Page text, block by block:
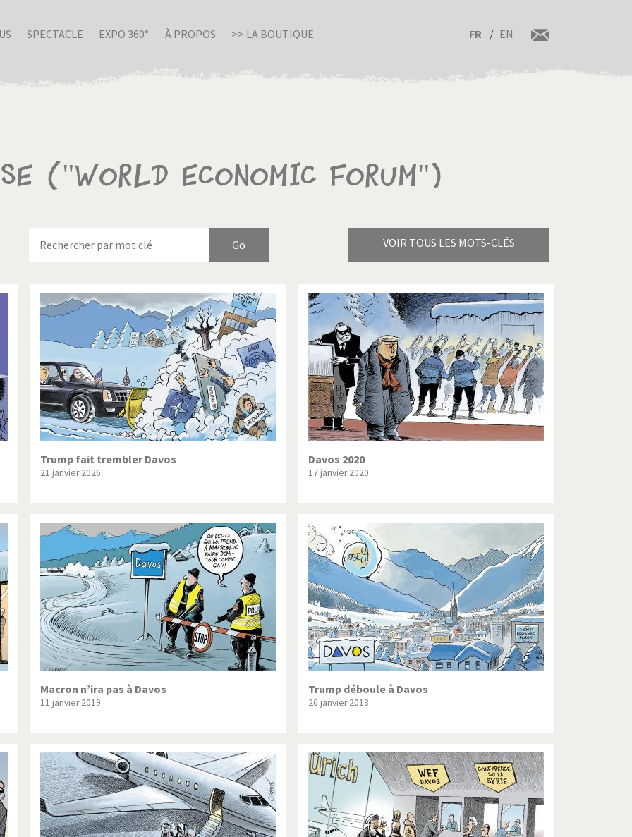
SPECTACLE EXPO 360° À PROPOS >> LA BOUTIQUE FR EN
("World Economic Forum")
VOIR TOUS LES MOTS-CLÉS
en Italie Birmanie Brexitland
ou pas très? Chère énergie! Crise grecque
arabe à l'hiver Election présidentielle US Guerre en Syrie
Palestine L'Amérique et les armes L'Iran tremble
du Nord: guerre ou paix? La finance et ses crises La France en marche
Le Best-Of Le boson de Higgs
suisse en Libye Pakistan incertain Pascal Couchepin
virus Pot-pourri SOS l'Europe!
Trump II Un monde de foot
Trump fait trembler Davos
21 janvier 2026
Davos 2020
17 janvier 2020
Macron n’ira pas à Davos
11 janvier 2019
Trump déboule à Davos
26 janvier 2018